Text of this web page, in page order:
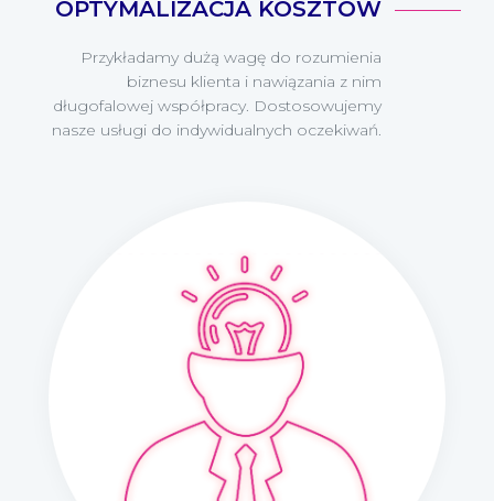
OPTYMALIZACJA KOSZTÓW
Przykładamy dużą wagę do rozumienia
biznesu klienta i nawiązania z nim
długofalowej współpracy. Dostosowujemy
nasze usługi do indywidualnych oczekiwań.